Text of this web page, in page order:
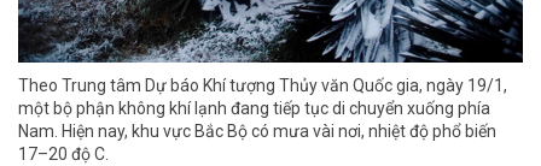
Theo Trung tâm Dự báo Khí tượng Thủy văn Quốc gia, ngày 19/1,
một bộ phận không khí lạnh đang tiếp tục di chuyển xuống phía
Nam. Hiện nay, khu vực Bắc Bộ có mưa vài nơi, nhiệt độ phổ biến
17–20 độ C.